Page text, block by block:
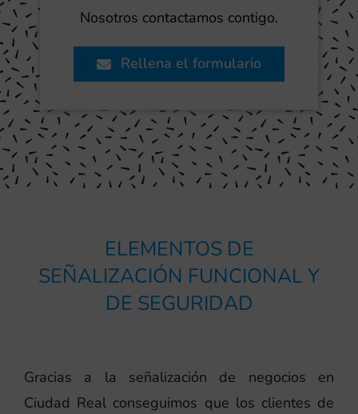
Nosotros contactamos contigo.
Rellena el formulario
ELEMENTOS DE
SEÑALIZACIÓN FUNCIONAL Y
DE SEGURIDAD
Gracias a la señalización de negocios en
Ciudad Real conseguimos que los clientes de